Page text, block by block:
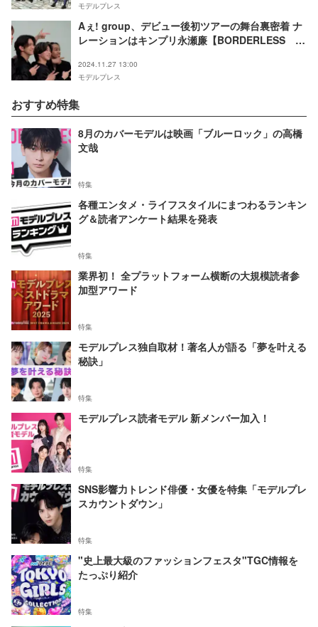
モデルプレス
Aぇ! group、デビュー後初ツアーの舞台裏密着 ナ
レーションはキンプリ永瀬廉【BORDERLESS A
2024.11.27 13:00
モデルプレス
おすすめ特集
8月のカバーモデルは映画「ブルーロック」の高橋
文哉
特集
各種エンタメ・ライフスタイルにまつわるランキン
グ＆読者アンケート結果を発表
特集
業界初！ 全プラットフォーム横断の大規模読者参
加型アワード
特集
モデルプレス独自取材！著名人が語る「夢を叶える
秘訣」
特集
モデルプレス読者モデル 新メンバー加入！
特集
SNS影響力トレンド俳優・女優を特集「モデルプレ
スカウントダウン」
特集
"史上最大級のファッションフェスタ"TGC情報を
たっぷり紹介
特集